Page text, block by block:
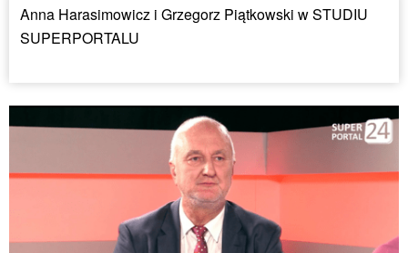
Anna Harasimowicz i Grzegorz Piątkowski w STUDIU
SUPERPORTALU